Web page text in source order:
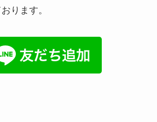
ります。